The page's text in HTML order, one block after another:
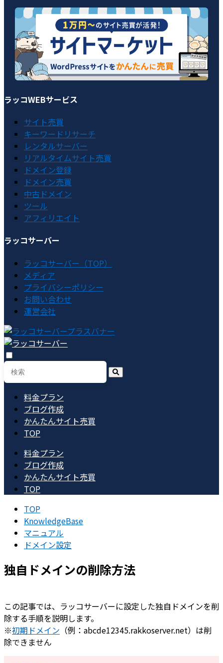
ラッコWEBサービス
サイト売買
キーワードリサーチ
レンタルサーバー
リアルタイムサイト売買
ドメイン登録
ドメイン売買
中古ドメイン
ツール
アフィリエイト
ラッコサーバー
ラッコサーバー（TOP）
メディア
プライバシーポリシー
お問い合わせ
運営会社
料金プラン
ブログ作成
かんたんサイト売買
TOP
料金プラン
ブログ作成
かんたんサイト売買
TOP
TOP
KnowledgeBase
マニュアル
ドメイン設定
独自ドメインの削除方法
この記事では、ラッコサーバーに設定した独自ドメインを削
除する手順を説明します。
※初期ドメイン （例：abcde12345.rakkoserver.net）は削
除できません